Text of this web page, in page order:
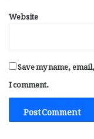
Website
Save my name,
I comment.